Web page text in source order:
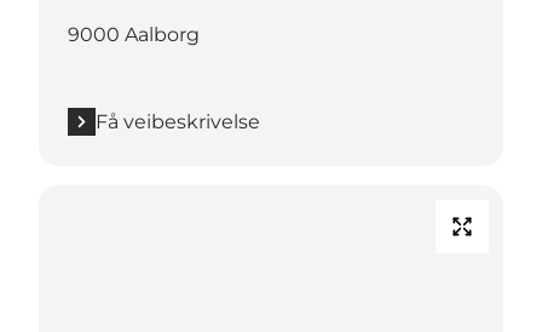
9000 Aalborg
Få veibeskrivelse